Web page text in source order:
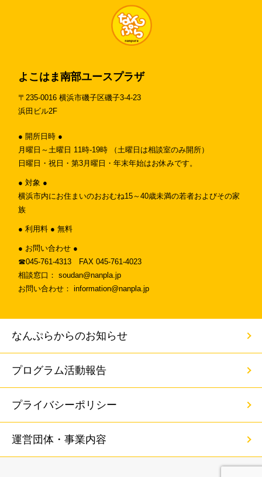
よこはま南部ユースプラザ
〒235-0016 横浜市磯子区磯子3-4-23
浜田ビル2F
● 開所日時 ●
月曜日～土曜日 11時-19時 （土曜日は相談室のみ開所）
日曜日・祝日・第3月曜日・年末年始はお休みです。
● 対象 ●
横浜市内にお住まいのおおむね15～40歳未満の若者およびその家
族
● 利用料 ● 無料
● お問い合わせ ●
☎︎045-761-4313 FAX 045-761-4023
相談窓口： soudan@nanpla.jp
お問い合わせ： information@nanpla.jp
なんぷらからのお知らせ
プログラム活動報告
プライバシーポリシー
運営団体・事業内容